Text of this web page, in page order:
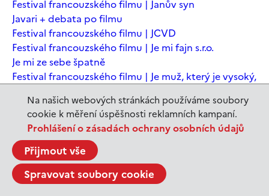
Na našich webových stránkách používáme soubory
cookie k měření úspěšnosti reklamních kampaní.
Prohlášení o zásadách ochrany osobních údajů
Přijmout vše
Spravovat soubory cookie
Festival francouzského filmu | Janův syn
Javari + debata po filmu
Festival francouzského filmu | JCVD
Festival francouzského filmu | Je mi fajn s.r.o.
Je mi ze sebe špatně
Festival francouzského filmu | Je muž, který je vysoký,
Chomským
Festival francouzského filmu | Je to jen konec světa
Festival francouzského filmu | Je to jen konec světa
Festival francouzského filmu | Jeanne du Barry -
Králova milenka
Jeanne du Barry – Králova milenka